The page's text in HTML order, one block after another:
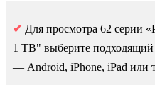
✔ Для просмотра 62 серии
1 ТВ" выберите подходящий
— Android, iPhone, iPad или